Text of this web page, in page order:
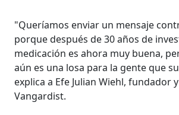
"Queríamos enviar un mensaje
porque después de 30 años de
medicación es ahora muy buena,
aún es una losa para la gente que
explica a Efe Julian Wiehl, fundador
Vangardist.